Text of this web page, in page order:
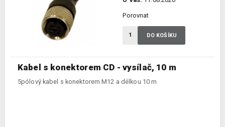
Kabel s konektorem CD - vysílač, 10 m
5pólový kabel s konektorem M12 a délkou 10 m
Porovnat
DO KOŠÍKU